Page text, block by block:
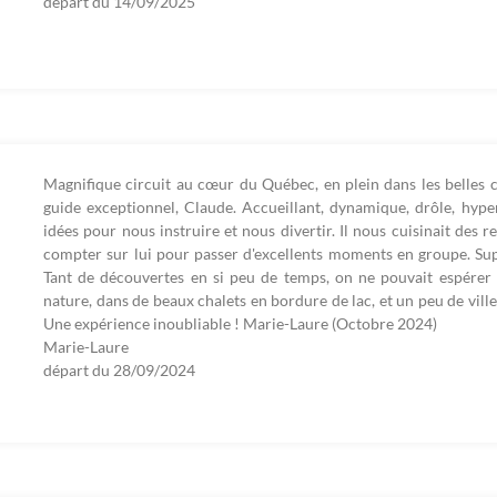
Magnifique circuit au cœur du Québec, en plein dans les belles
guide exceptionnel, Claude. Accueillant, dynamique, drôle,
idées pour nous instruire et nous divertir. Il nous cuisinait des
compter sur lui pour passer d'excellents moments en groupe.
Tant de découvertes en si peu de temps, on ne pouvait
nature, dans de beaux chalets en bordure de lac, et un peu de
Une expérience inoubliable ! Marie-Laure (Octobre 2024)
Marie-Laure
départ du 28/09/2024